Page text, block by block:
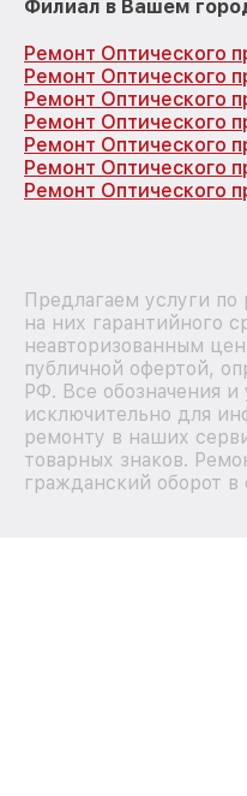
Филиал в Вашем
Ремонт Оптического
Ремонт Оптического
Ремонт Оптического
Ремонт Оптического
Ремонт Оптического
Ремонт Оптического
Ремонт Оптического
Предлагаем услуги
на них гарантийного
неавторизованным
публичной офертой,
РФ. Все обозначения
исключительно для
ремонту в наших
товарных знаков.
гражданский оборот в